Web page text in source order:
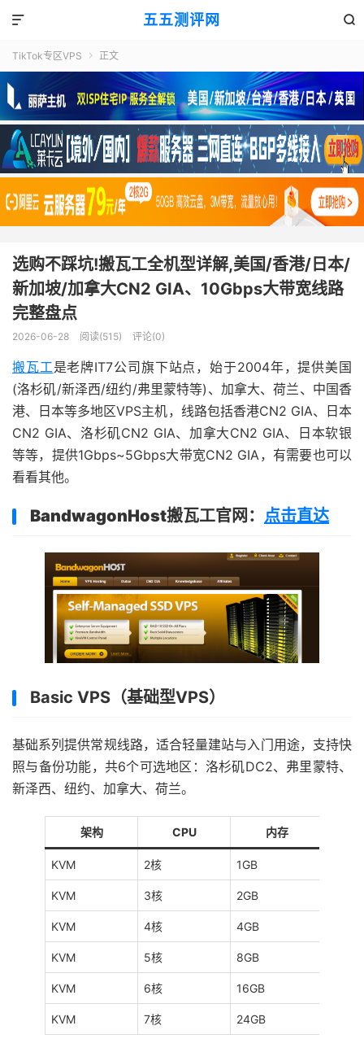
五五测评网 

TikTok专区VPS  正文
选购不踩坑!搬瓦工全机型详解,美国/香港/日本/
新加坡/加拿大CN2 GIA、10Gbps大带宽线路
完整盘点
2026-06-28 阅读(515) 评论(0)
搬瓦工是老牌IT7公司旗下站点，始于2004年，提供美国
(洛杉矶/新泽西/纽约/弗里蒙特等)、加拿大、荷兰、中国香
港、日本等多地区VPS主机，线路包括香港CN2 GIA、日本
CN2 GIA、洛杉矶CN2 GIA、加拿大CN2 GIA、日本软银
等等，提供1Gbps~5Gbps大带宽CN2 GIA，有需要也可以
看看其他。
BandwagonHost搬瓦工官网： 点击直达
Basic VPS（基础型VPS）
基础系列提供常规线路，适合轻量建站与入门用途，支持快
照与备份功能，共6个可选地区：洛杉矶DC2、弗里蒙特、
新泽西、纽约、加拿大、荷兰。
架构 CPU 内存
KVM 2核 1GB
KVM 3核 2GB
KVM 4核 4GB
KVM 5核 8GB
KVM 6核 16GB
KVM 7核 24GB